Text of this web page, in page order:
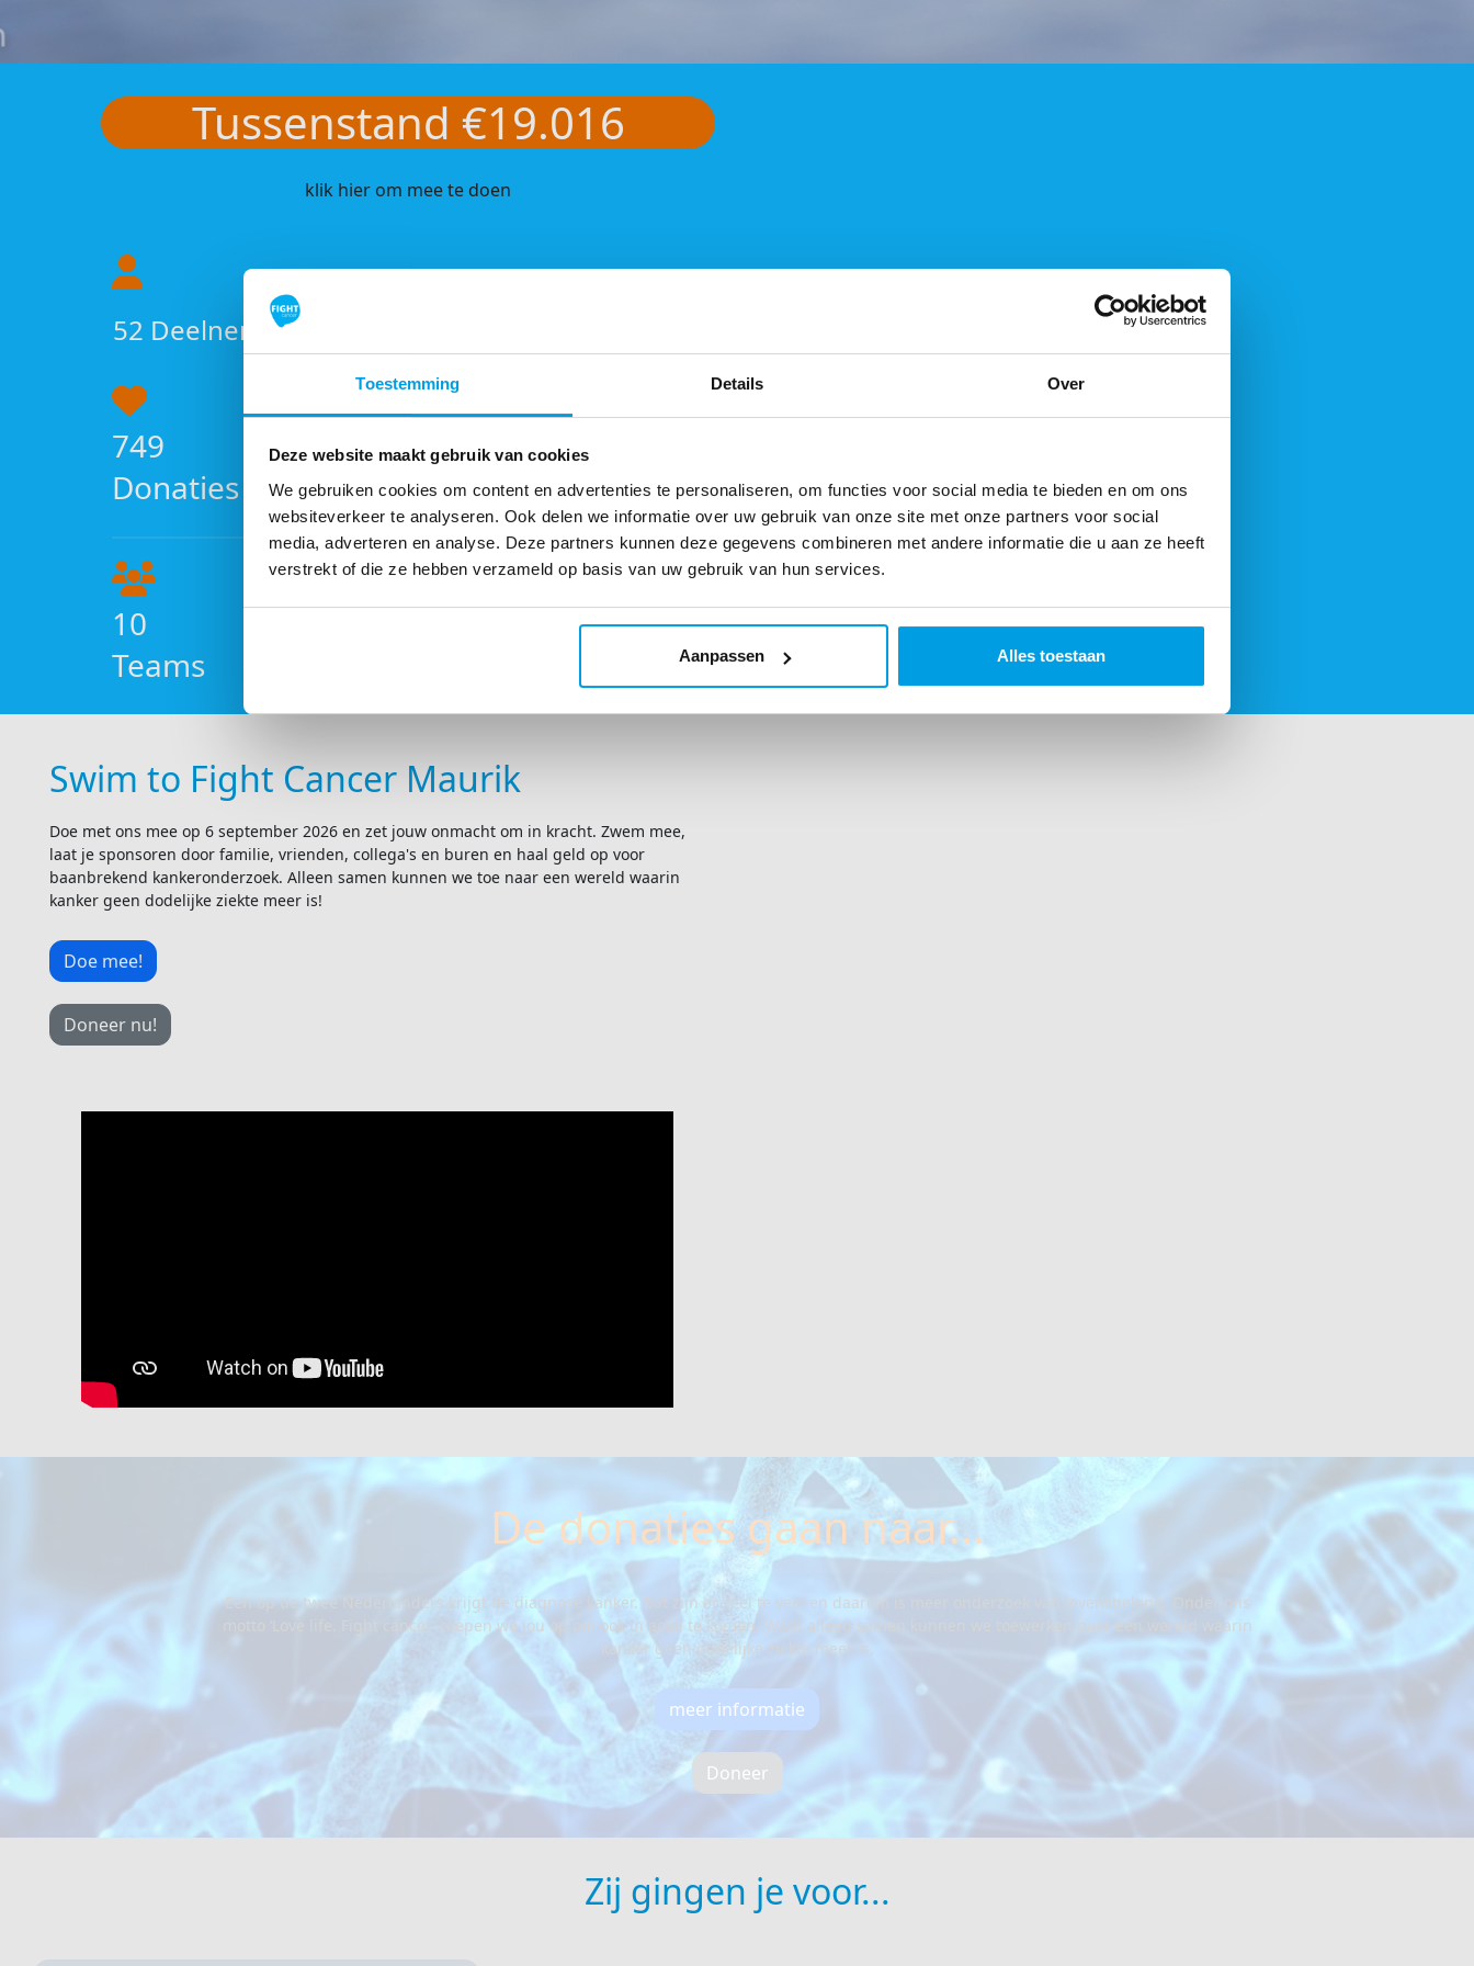
Toestemming Details Over
Deze website maakt gebruik van cookies
We gebruiken cookies om content en advertenties te personaliseren, om functies voor social media te bieden en om ons
websiteverkeer te analyseren. Ook delen we informatie over uw gebruik van onze site met onze partners voor social
media, adverteren en analyse. Deze partners kunnen deze gegevens combineren met andere informatie die u aan ze heeft
verstrekt of die ze hebben verzameld op basis van uw gebruik van hun services.
Aanpassen Alles toestaan
Tussenstand €19.016
klik hier om mee te doen
52 Deelnemers
749
Donaties
10
Teams
Swim to Fight Cancer Maurik
Doe met ons mee op 6 september 2026 en zet jouw onmacht om in kracht. Zwem mee,
laat je sponsoren door familie, vrienden, collega's en buren en haal geld op voor
baanbrekend kankeronderzoek. Alleen samen kunnen we toe naar een wereld waarin
kanker geen dodelijke ziekte meer is!
Doe mee!
Doneer nu!
De donaties gaan naar...
Een op de twee Nederlanders krijgt de diagnose kanker. Dat zijn er veel te veel en daarom is meer onderzoek van levensbelang. Onder ons
motto ‘Love life. Fight cancer’ roepen we jou op om ook in actie te komen. Want alleen samen kunnen we toewerken naar een wereld waarin
kanker geen dodelijke ziekte meer is.
meer informatie
Doneer
Zij gingen je voor...